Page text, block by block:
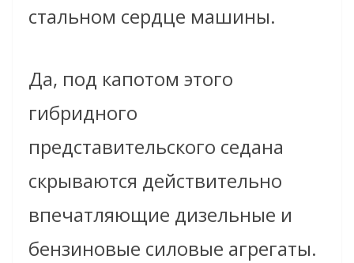
стальном сердце машины.
Да, под капотом этого
гибридного
представительского седана
скрываются действительно
впечатляющие дизельные и
бензиновые силовые агрегаты.